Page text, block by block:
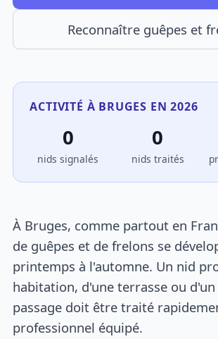
Reconnaître guêpes et
ACTIVITÉ À BRUGES EN 2026
0
nids signalés
0
nids traités
À Bruges, comme partout en
de guêpes et de frelons se
printemps à l'automne. Un nid
habitation, d'une terrasse ou
passage doit être traité
professionnel équipé.